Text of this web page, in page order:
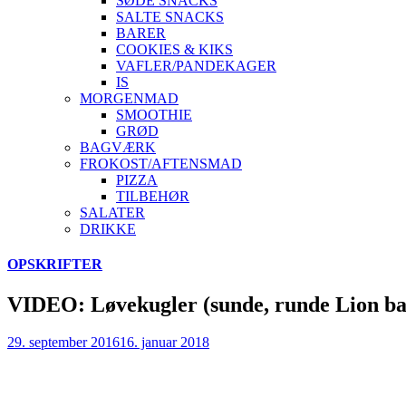
SALTE SNACKS
BARER
COOKIES & KIKS
VAFLER/PANDEKAGER
IS
MORGENMAD
SMOOTHIE
GRØD
BAGVÆRK
FROKOST/AFTENSMAD
PIZZA
TILBEHØR
SALATER
DRIKKE
Skip
content
OPSKRIFTER
VIDEO: Løvekugler (sunde, runde Lion
29. september 201616. januar 2018